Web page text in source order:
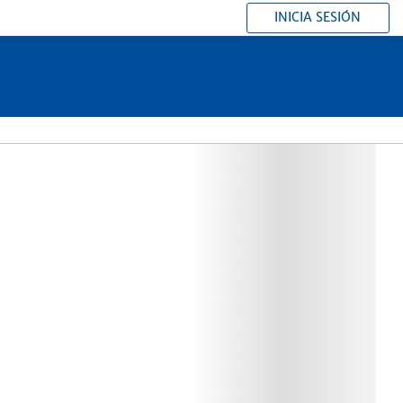
INICIA SESIÓN